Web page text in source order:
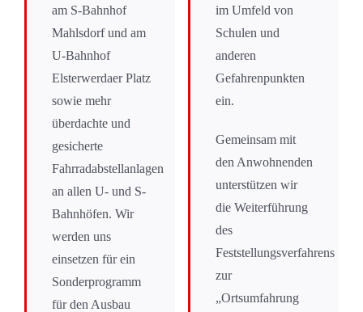
am S-Bahnhof
Mahlsdorf und am
U-Bahnhof
Elsterwerdaer Platz
sowie mehr
überdachte und
gesicherte
Fahrradabstellanlagen
an allen U- und S-
Bahnhöfen. Wir
werden uns
einsetzen für ein
Sonderprogramm
für den Ausbau
im Umfeld von
Schulen und
anderen
Gefahrenpunkten
ein.
Gemeinsam mit
den Anwohnenden
unterstützen wir
die Weiterführung
des
Feststellungsverfahrens
zur
„Ortsumfahrung